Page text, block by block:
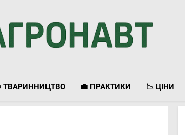
ТВАРИННИЦТВО 💼 ПРАКТИКИ 📉 ЦІНИ